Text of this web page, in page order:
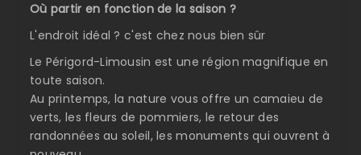
Où partir en fonction de la saison ?
L'endroit idéal ? c'est chez nous bien sûr
Le Périgord-Limousin est une région magnifique en
toute saison.
Au printemps, la nature vous offre un camaieu de
verts, les fleurs de pommiers, le retour des
randonnées au soleil, les monuments qui ouvrent à